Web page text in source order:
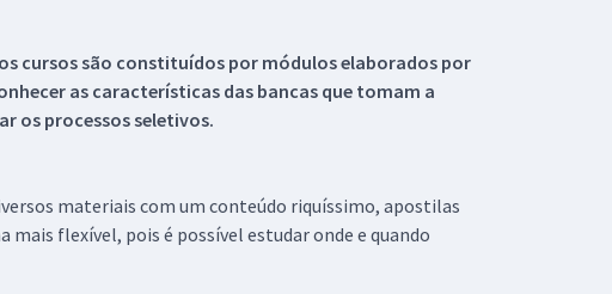
cursos são constituídos por módulos elaborados por
as características das bancas que tomam a
os processos seletivos.
materiais com um conteúdo riquíssimo, apostilas
flexível, pois é possível estudar onde e quando